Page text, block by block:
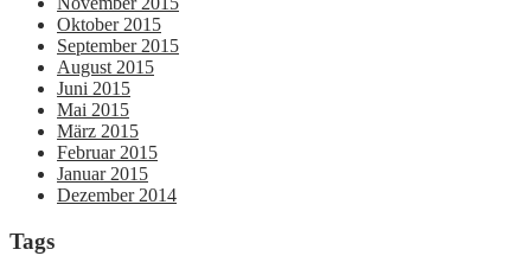
Oktober 2015
September 2015
August 2015
Juni 2015
Mai 2015
März 2015
Februar 2015
Januar 2015
Dezember 2014
Tags